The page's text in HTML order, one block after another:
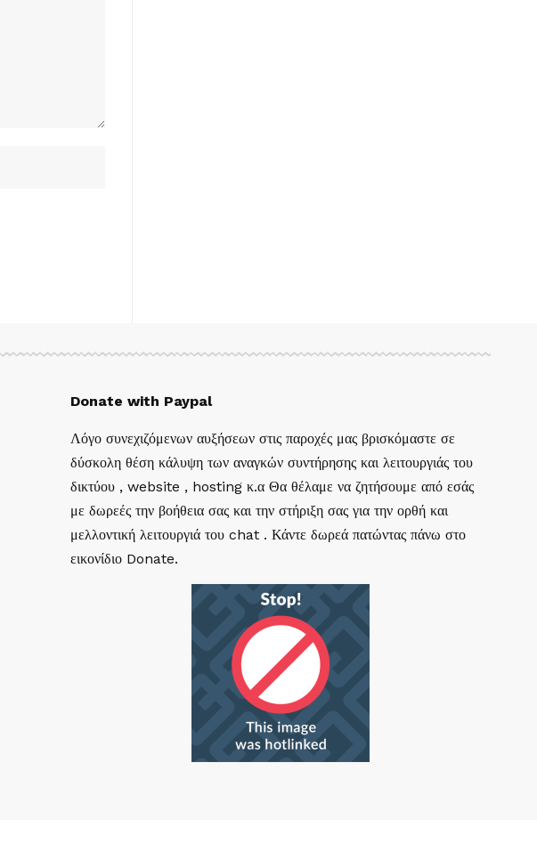
Donate with Paypal
Λόγο συνεχιζόμενων αυξήσεων στις παροχές μας βρισκόμαστε σε
δύσκολη θέση κάλυψη των αναγκών συντήρησης και λειτουργιάς του
δικτύου , website , hosting κ.α Θα θέλαμε να ζητήσουμε από εσάς
με δωρεές την βοήθεια σας και την στήριξη σας για την ορθή και
μελλοντική λειτουργιά του chat . Κάντε δωρεά πατώντας πάνω στο
εικονίδιο Donate.